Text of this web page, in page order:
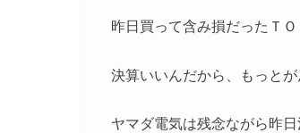
昨日買って含み損だったＴ
決算いいんだから、もっとが
ヤマダ電気は残念ながら昨日